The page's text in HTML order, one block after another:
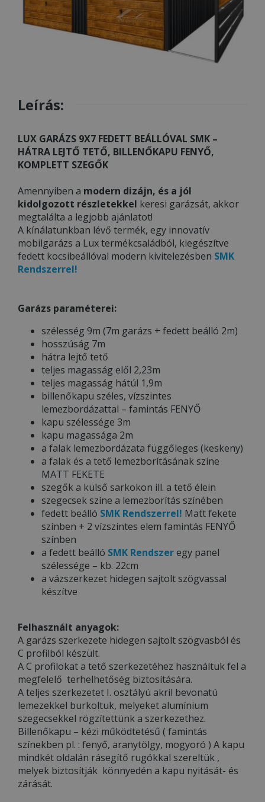
Leírás:
LUX GARÁZS 9X7 FEDETT BEÁLLÓVAL SMK –
HÁTRA LEJTŐ TETŐ, BILLENŐKAPU FENYŐ,
KOMPLETT SZEGŐK
Amennyiben a modern dizájn, és a jól
kidolgozott részletekkel keresi garázsát, akkor
megtalálta a legjobb ajánlatot!
A kínálatunkban lévő termék, egy innovatív
mobilgarázs a Lux termékcsaládból, kiegészítve
fedett kocsibeállóval modern kivitelezésben SMK
Rendszerrel!
Garázs paraméterei:
szélesség 9m (7m garázs + fedett beálló 2m)
hosszúság 7m
hátra lejtő tető
teljes magasság elől 2,23m
teljes magasság hátúl 1,9m
billenőkapu széles, vízszintes
lemezbordázattal – famintás FENYŐ
kapu szélessége 3m
kapu magassága 2m
a falak lemezbordázata függőleges (keskeny)
a falak és a tető lemezborításának színe
MATT FEKETE
szegők a külső sarkokon ill. a tető élein
szegecsek színe a lemezborítás színében
fedett beálló SMK Rendszerrel! Matt fekete
színben + 2 vízszintes elem famintás FENYŐ
színben
a fedett beálló SMK Rendszeregy panel
szélessége – kb. 22cm
a vázszerkezet hidegen sajtolt szögvassal
készítve
Felhasznált anyagok:
A garázs szerkezete hidegen sajtolt szögvasból és
C profilból készült.
A C profilokat a tető szerkezetéhez használtuk fel a
megfelelő terhelhetőség biztosítására.
A teljes szerkezetet I. osztályú akril bevonatú
lemezekkel burkoltuk, melyeket alumínium
szegecsekkel rögzítettünk a szerkezethez.
Billenőkapu – kézi működtetésű ( famintás
színekben pl. : fenyő, aranytölgy, mogyoró ) A kapu
mindkét oldalán rásegítő rugókkal szereltük ,
melyek biztosítják könnyedén a kapu nyitását- és
zárását.